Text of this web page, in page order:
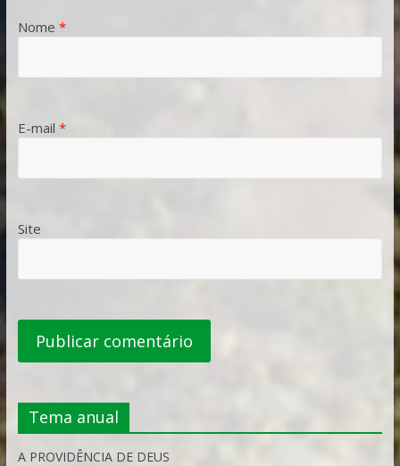
Nome *
E-mail *
Site
Tema anual
A PROVIDÊNCIA DE DEUS